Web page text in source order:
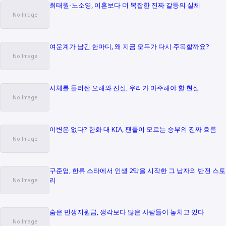
최태원-노소영, 이혼보다 더 복잡한 진짜 갈등의 실체
여운계가 남긴 한마디, 왜 지금 모두가 다시 주목할까요?
시체를 둘러싼 오해와 진실, 우리가 마주해야 할 현실
이변은 없다? 한화 대 KIA, 팬들이 모르는 승부의 진짜 흐름
구준엽, 한류 스타에서 인생 2막을 시작한 그 남자의 반전 스토
리
숨은 민생지원금, 생각보다 많은 사람들이 놓치고 있다